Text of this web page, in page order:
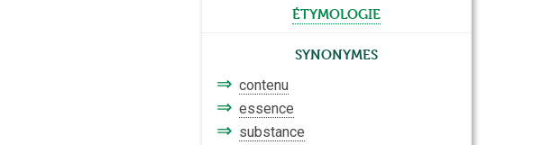
étymologie
Synonymes
⇒ contenu
⇒ essence
⇒ substance